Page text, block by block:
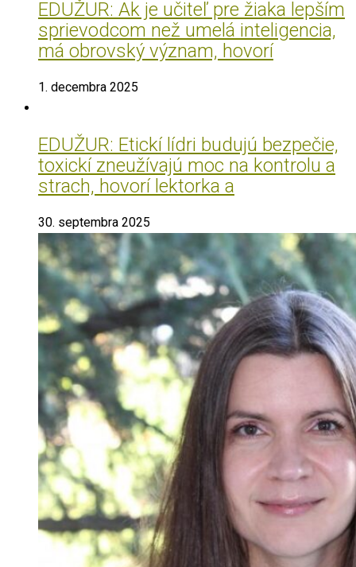
EDUŽUR: Ak je učiteľ pre žiaka lepším
sprievodcom než umelá inteligencia,
má obrovský význam, hovorí
1. decembra 2025
EDUŽUR: Etickí lídri budujú bezpečie,
toxickí zneužívajú moc na kontrolu a
strach, hovorí lektorka a
30. septembra 2025